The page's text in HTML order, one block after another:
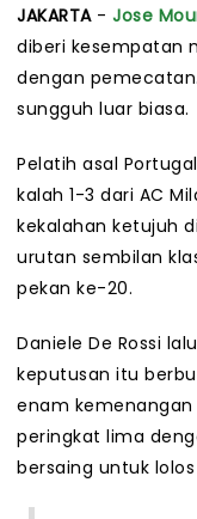
JAKARTA- Jose
diberi kesempatan
dengan
sungguh luar biasa.
Pelatih asal
kalah 1-3 dari AC
kekalahan ketujuh
urutan sembilan
pekan ke-20.
Daniele De Rossi
keputusan itu
enam
peringkat lima
bersaing untuk